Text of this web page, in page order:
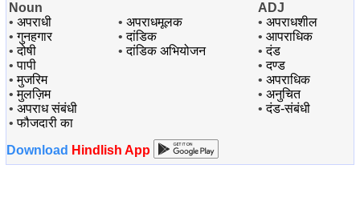
Noun
• अपराधी
•गुनहगार
•दोषी
•पापी
•मुजरिम
•मुलज़िम
• अपराध संबंधी
•फौजदारी का
• अपराधमूलक
•दांडिक
•दांडिक अभियोजन
ADJ
• अपराधशील
• आपराधिक
•दंड
•दण्ड
• अपराधिक
• अनुचित
•दंड-संबंधी
Download Hindlish App